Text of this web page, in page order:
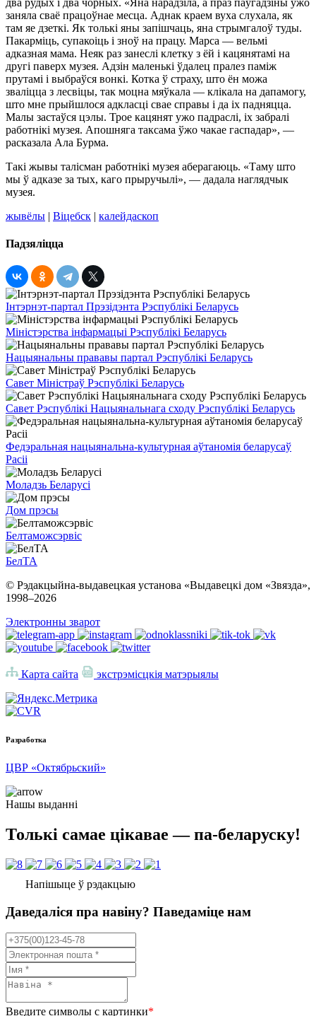
заняла сваё працоўнае месца. Аднак краем вуха слухала, як
там яе дзеткі. Як толькі яны запішчаць, яна стрымгалоў туды.
Пакарміць, супакоіць і зноў на працу. Марса — вельмі
адказная мама. Неяк раз занеслі клетку з ёй і кацянятамі на
другі паверх музея. Адзін маленькі ўдалец пралез паміж
прутамі і выбраўся вонкі. Котка ў страху, што ён можа
зваліцца з лесвіцы, так моцна мяўкала — клікала на дапамогу,
што мне прыйшлося адкласці свае справы і да іх падняцца.
Малы застаўся цэлы. Трое кацянят ужо падраслі, іх забралі
работнікі музея. Апошняга таксама ўжо чакае гаспадар», —
расказала Ала Бурма.
Такі жывы талісман работнікі музея аберагаюць. «Таму што
мы ў адказе за тых, каго прыручылі», — дадала наглядчык
музея.
жывёлы | Віцебск | калейдаскоп
Падзяліцца
Інтэрнэт-партал Прэзідэнта Рэспублікі Беларусь
Міністэрства інфармацыі Рэспублікі Беларусь
Нацыянальны прававы партал Рэспублікі Беларусь
Савет Міністраў Рэспублікі Беларусь
Савет Рэспублікі Нацыянальнага сходу Рэспублікі Беларусь
Федэральная нацыянальна-культурная аўтаномія беларусаў
Расіі
Моладзь Беларусі
Дом прэсы
Белтаможсэрвіс
БелТА
© Рэдакцыйна-выдавецкая установа «Выдавецкі дом «Звязда»,
1998–2026
Электронны зварот
Карта сайта экстрэмісцкія матэрыялы
Разработка
ЦВР «Октябрьский»
Нашы выданні
Толькі самае цікавае — па-беларуску!
Напішыце ў рэдакцыю
Даведаліся пра навіну? Паведаміце нам
Введите символы с картинки*